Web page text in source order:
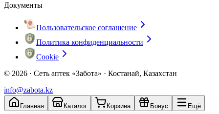
Документы
Пользовательское соглашение
Политика конфиденциальности
Cookie
© 2026 · Сеть аптек «Забота» · Костанай, Казахстан
info@zabota.kz
Главная Каталог Корзина Бонус Ещё